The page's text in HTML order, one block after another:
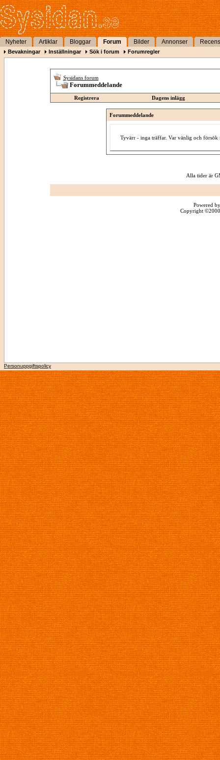
Nyheter Artiklar Bloggar Forum Bilder Annonser
Bevakningar Inställningar Sök i forum Forumregler
Sysidans forum
Forummeddelande
Registrera Dagens inlägg
Forummeddelande
Tyvärr - inga träffar. Var vänlig och försök
Alla tider är
Powered
Copyright
Personuppgiftspolicy